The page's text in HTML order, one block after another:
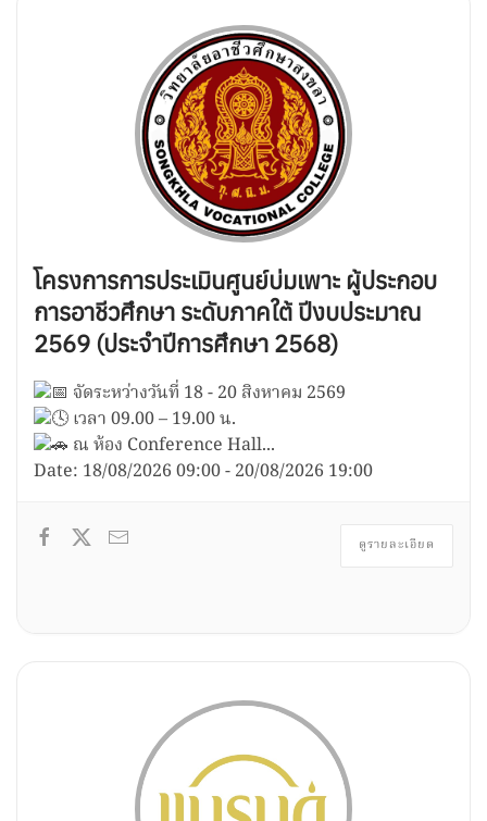
โครงการการประเมินศูนย์บ่มเพาะ ผู้ประกอบ
การอาชีวศึกษา ระดับภาคใต้ ปีงบประมาณ
2569 (ประจำปีการศึกษา 2568)
จัดระหว่างวันที่ 18 - 20 สิงหาคม 2569
เวลา 09.00 – 19.00 น.
ณ ห้อง Conference Hall...
Date: 18/08/202609:00-20/08/2026 19:00
ดูรายละเอียด